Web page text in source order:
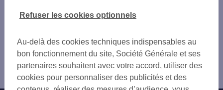
STE MERE EGLISE 55 RUE DU GAL DE GA
Vous êtes ici : Accueil
la Haye du Puits
Distributeur/automate LA HAYE DU PUITS
Au-delà des cookies techniques indispensables au
bon fonctionnement du site, Société Générale et ses
partenaires souhaitent avec votre accord, utiliser des
cookies pour personnaliser des publicités et des
Refuser les cookies optionnels